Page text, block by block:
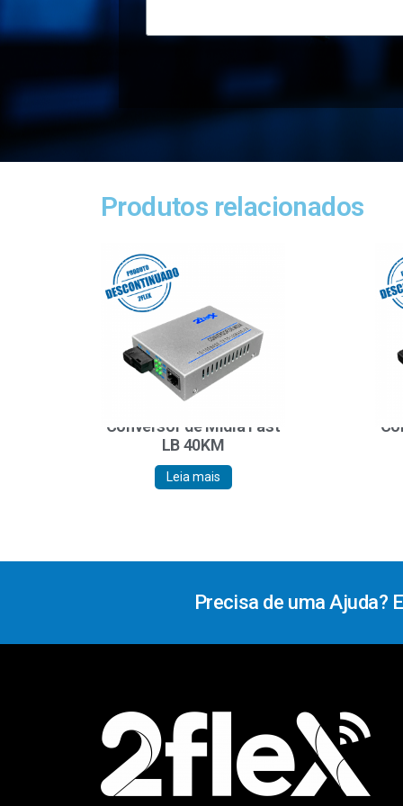
Produtos relacionados
Conversor de Mídia Fast
LB 40KM
Leia mais
Precisa de uma Ajuda?